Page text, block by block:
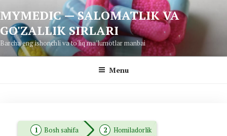
to
content
MYMEDIC — SALOMATLIK VA
GO'ZALLIK SIRLARI
Barcha eng ishonchli va to'liq ma'lumotlar manbai
Menu
Bosh sahifa Homiladorlik